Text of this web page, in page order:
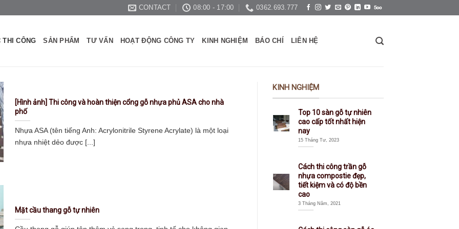
CONTACT 08:00 - 17:00 0362.693.777
THI CÔNG SẢN PHẨM TƯ VẤN HOẠT ĐỘNG CÔNG TY KINH NGHIỆM BÁO CHÍ LIÊN HỆ
[Hình ảnh] Thi công và hoàn thiện cổng gỗ nhựa phủ ASA cho nhà
phố
Nhựa ASA (tên tiếng Anh: Acrylonitrile Styrene Acrylate) là một loại
nhựa nhiệt dẻo được [...]
Mặt cầu thang gỗ tự nhiên
KINH NGHIỆM
Top 10 sàn gỗ tự nhiên
cao cấp tốt nhất hiện
nay
15 Tháng Tư, 2023
Cách thi công trần gỗ
nhựa compostie đẹp,
tiết kiệm và có độ bền
cao
3 Tháng Năm, 2021